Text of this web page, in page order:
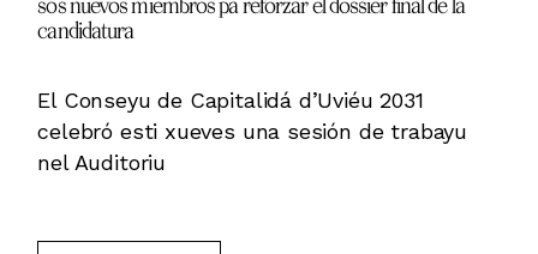
candidatura
El Conseyu de Capitalidá d’Uviéu 2031
celebró esti xueves una sesión de trabayu
nel Auditoriu